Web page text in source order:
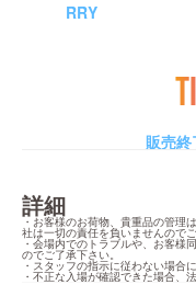
RRY
販売
詳細
・お客様のお荷物、貴重品の管理
社は一切の責任を負いませんので
・会場内でのトラブルや、お客様
のでご了承下さい。
・スタッフの指示に従わない場合
・不正な入場が確認できた場合、